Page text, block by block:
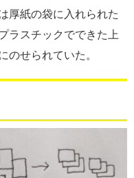
厚紙の袋に入れられた
ラスチックでできた上
のせられていた。